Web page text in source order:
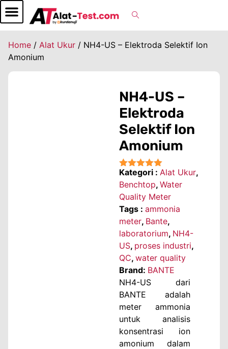
Home / Alat Ukur / NH4-US – Elektroda Selektif Ion
Amonium
NH4-US –
Elektroda
Selektif Ion
Amonium
★★★★★
Kategori : Alat Ukur,
Benchtop,Water
Quality Meter
Tags : ammonia
meter, Bante,
laboratorium, NH4-
US, proses industri,
QC,water quality
Brand: BANTE
NH4-US dari
BANTE adalah
meter ammonia
untuk analisis
konsentrasi ion
amonium dalam